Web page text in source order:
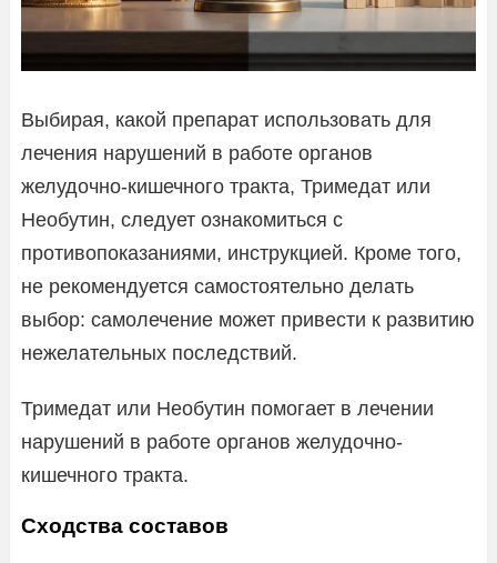
Выбирая, какой препарат использовать для
лечения нарушений в работе органов
желудочно-кишечного тракта, Тримедат или
Необутин, следует ознакомиться с
противопоказаниями, инструкцией. Кроме того,
не рекомендуется самостоятельно делать
выбор: самолечение может привести к развитию
нежелательных последствий.
Тримедат или Необутин помогает в лечении
нарушений в работе органов желудочно-
кишечного тракта.
Сходства составов